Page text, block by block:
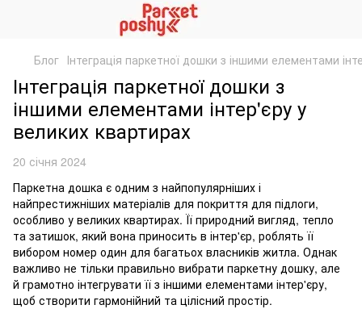
Блог Інтеграція паркетної дошки з іншими елементами
Інтеграція паркетної дошки з
іншими елементами інтер'єру у
великих квартирах
20 січня 2024
Паркетна дошка є одним з найпопулярніших і
найпрестижніших матеріалів для покриття для підлоги,
особливо у великих квартирах. Її природний вигляд, тепло
та затишок, який вона приносить в інтер'єр, роблять її
вибором номер один для багатьох власників житла. Однак
важливо не тільки правильно вибрати паркетну дошку, але
й грамотно інтегрувати її з іншими елементами інтер'єру,
щоб створити гармонійний та цілісний простір.